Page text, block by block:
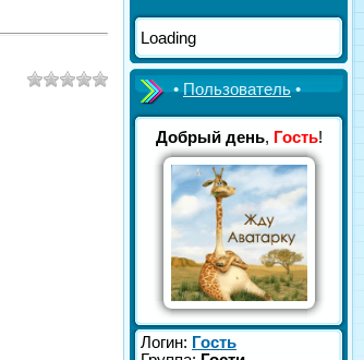
Loading
•Пользователь•
Добрый день, Гость!
Логин: Гость